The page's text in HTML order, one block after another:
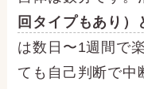
回タイプもあり）
は数日〜1週間で
ても自己判断で中